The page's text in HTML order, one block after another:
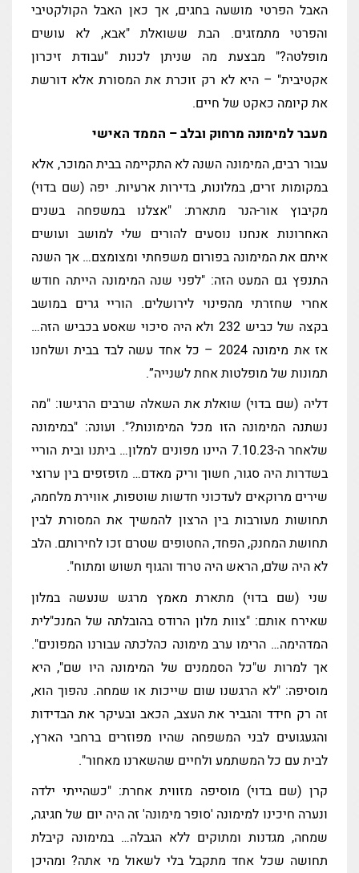
האבל הפרטי מושעה בחגים, אך כאן האבל הקולקטיבי
והפרטי מתמזגים. הבת ששואלת "אבא, לא עושים
מופלטה?" מבצעת מה שניתן לכנות "עבודת זיכרון
אקטיבית" – היא לא רק זוכרת את המסורת אלא דורשת
את קיומה כאקט של חיים.
מעבר למימונה מרחוק ובלב – הממד האישי
עבור רבים, המימונה השנה לא התקיימה בבית המוכר, אלא
במקומות זרים, במלונות, בדירות ארעיות. יפה (שם בדוי)
מקיבוץ אור-הנר מתארת: "אצלנו במשפחה בשנים
האחרונות אנחנו נוסעים להורים שלי למושב ועושים
איתם את המימונה בפורום משפחתי ומצומצם… אך השנה
התנפץ גם המעט הזה: "לפני שנה המימונה הייתה חודש
אחרי שחזרתי מהפינוי לירושלים. הוריי גרים במושב
בקצה של כביש 232 ולא היה סיכוי שאסע בכביש הזה…
אז את מימונה 2024 – כל אחד עשה לבד בבית ושלחנו
תמונות של מופלטות אחת לשנייה”.
דליה (שם בדוי) שואלת את השאלה שרבים הרגישו: "מה
נשתנה המימונה הזו מכל המימונות?". ועונה: "במימונה
שלאחר ה-7.10.23 היינו מפונים למלון… ביתנו ובית הוריי
בשדרות היה סגור, חשוך וריק מאדם… מזפזפים בין ערוצי
שירים מרוקאים לעדכוני חדשות שוטפות, אווירת מלחמה,
תחושות מעורבות בין הרצון להמשיך את המסורת לבין
תחושת המחנק, הפחד, החטופים שטרם זכו לחירותם. הלב
לא היה שלם, הראש היה טרוד והגוף תשוש ומתוח".
שני (שם בדוי) מתארת מאמץ מרגש שנעשה במלון
שאירח אותם: "צוות מלון הרודס בהובלתה של המנכ"לית
המדהימה… הרימו ערב מימונה כהלכתה עבורנו המפונים".
אך למרות ש"כל הסממנים של המימונה היו שם", היא
מוסיפה: "לא הרגשנו שום שייכות או שמחה. נהפוך הוא,
זה רק חידד והגביר את העצב, הכאב ובעיקר את הבדידות
והגעגועים לבני המשפחה שהיו מפוזרים ברחבי הארץ,
לבית עם כל המשתמע ולחיים שהשארנו מאחור".
קרן (שם בדוי) מוסיפה מזווית אחרת: "כשהייתי ילדה
ונערה חיכינו למימונה 'סופר מימונה' זה היה יום של חגיגה,
שמחה, מגדנות ומתוקים ללא הגבלה… במימונה קיבלת
תחושה שכל אחד מתקבל בלי לשאול מי אתה? ומהיכן